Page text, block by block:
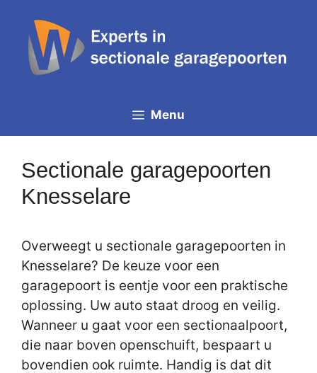
inhoud
Menu
Sectionale garagepoorten
Knesselare
Overweegt u sectionale garagepoorten in
Knesselare? De keuze voor een
garagepoort is eentje voor een praktische
oplossing. Uw auto staat droog en veilig.
Wanneer u gaat voor een sectionaalpoort,
die naar boven openschuift, bespaart u
bovendien ook ruimte. Handig is dat dit